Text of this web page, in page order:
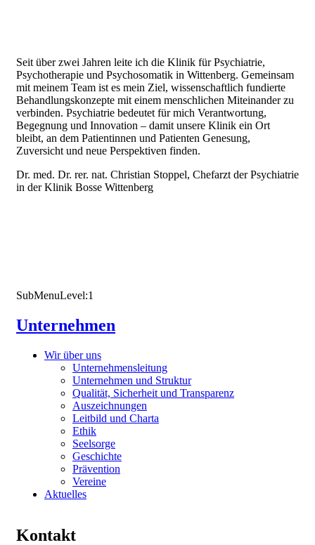
Seit über zwei Jahren leite ich die Klinik für Psychiatrie,
Psychotherapie und Psychosomatik in Wittenberg. Gemeinsam
mit meinem Team ist es mein Ziel, wissenschaftlich fundierte
Behandlungskonzepte mit einem menschlichen Miteinander zu
verbinden. Psychiatrie bedeutet für mich Verantwortung,
Begegnung und Innovation – damit unsere Klinik ein Ort
bleibt, an dem Patientinnen und Patienten Genesung,
Zuversicht und neue Perspektiven finden.
Dr. med. Dr. rer. nat. Christian Stoppel, Chefarzt der Psychiatrie
in der Klinik Bosse Wittenberg
SubMenuLevel:1
Unternehmen
Wir über uns
Unternehmensleitung
Unternehmen und Struktur
Qualität, Sicherheit und Transparenz
Auszeichnungen
Leitbild und Charta
Ethik
Seelsorge
Geschichte
Prävention
Vereine
Aktuelles
Kontakt